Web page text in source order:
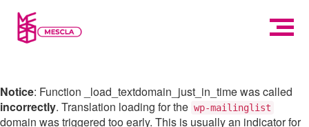
Notice: Function _load_textdomain_just_in_time was called
incorrectly. Translation loading for the wp-mailinglist
domain was triggered too early. This is usually an indicator for